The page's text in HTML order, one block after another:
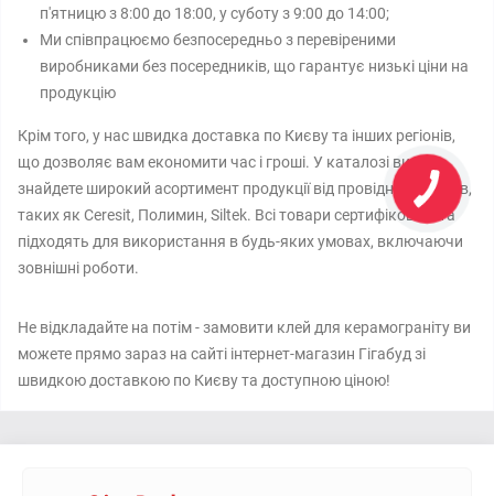
п'ятницю з 8:00 до 18:00, у суботу з 9:00 до 14:00;
Ми співпрацюємо безпосередньо з перевіреними
виробниками без посередників, що гарантує низькі ціни на
продукцію
Крім того, у нас швидка доставка по Києву та інших регіонів,
що дозволяє вам економити час і гроші. У каталозі ви
знайдете широкий асортимент продукції від провідних брендів,
таких як Ceresit, Полимин, Siltek. Всі товари сертифіковані та
підходять для використання в будь-яких умовах, включаючи
зовнішні роботи.
Не відкладайте на потім - замовити клей для керамограніту ви
можете прямо зараз на сайті інтернет-магазин Гігабуд зі
швидкою доставкою по Києву та доступною ціною!